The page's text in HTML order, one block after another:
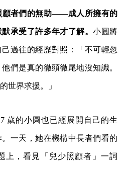
顧者們的無助——成人所擁有的
承受了許多年才了解。小圓將
過往的經歷對照：「不可輕忽
們是真的徹頭徹尾地沒知識。
世界求援。」
歲的小圓也已經展開自己的生
一天，她在機構中長者們看的
上，看見「兒少照顧者」一詞